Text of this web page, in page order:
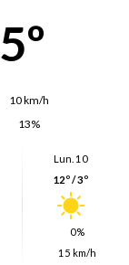
5º
10 km/h
13%
Lun. 10
12º / 3º
0%
15 km/h